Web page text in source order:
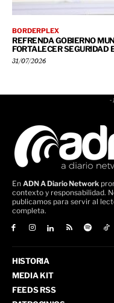
BORDERPLEX
REFRENDA GOBIERNO
FORTALECER SEGURIDAD
31/07/2026
-
En ADN A Diario Network
contexto y responsabilidad.
publicamos para servir al
completa.
HISTORIA
MEDIA KIT
FEEDS RSS